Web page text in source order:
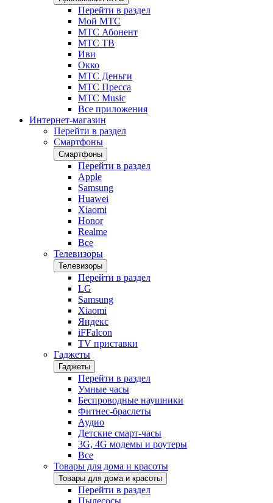
Перейти в раздел
Мой МТС
МТС Абонент
МТС ТВ
Иви
Окко
МТС Деньги
МТС Пресса
МТС Music
Все приложения
Интернет-магазин
Перейти в раздел
Смартфоны
Смартфоны
Перейти в раздел
Apple
Samsung
Huawei
Xiaomi
Honor
Realme
Все
Телевизоры
Телевизоры
Перейти в раздел
LG
Samsung
Xiaomi
Яндекс
iFFalcon
TV приставки
Гаджеты
Гаджеты
Перейти в раздел
Умные часы
Беспроводные наушники
Фитнес-браслеты
Аудио
Детские смарт-часы
3G, 4G модемы и роутеры
Все
Товары для дома и красоты
Товары для дома и красоты
Перейти в раздел
Пылесосы